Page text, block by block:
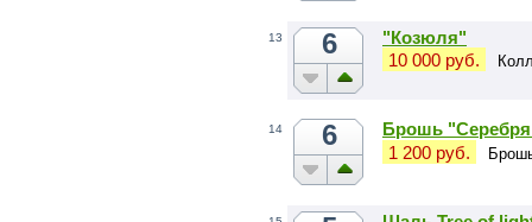
13 6
"Козюля"
10 000 руб.
14 6
Брошь
1 200 руб.